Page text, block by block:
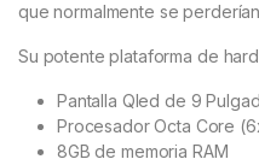
que normalmente se
Su potente plataforma de
Pantalla Qled de 9
Procesador Octa Core
8GB de memoria RAM